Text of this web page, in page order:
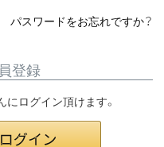
パスワードをお忘れですか？
登録
にログイン頂けます。